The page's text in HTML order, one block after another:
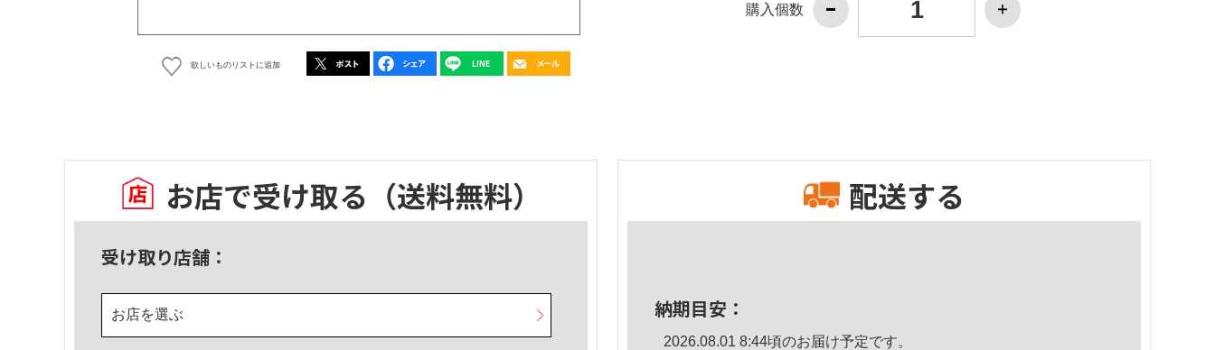
欲しいものリストに追加
購入個数
お店で受け取る （送料無料）
受け取り店舗：
お店を選ぶ
配送する
納期目安：
2026.08.01 8:44頃のお届け予定です。